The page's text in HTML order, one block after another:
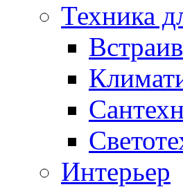
Техника
Интерьер